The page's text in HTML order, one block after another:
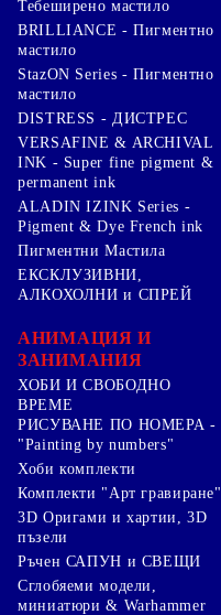
Тебеширено мастило
BRILLIANCE - Пигментно
мастило
StazON Series - Пигментно
мастило
DISTRESS - ДИСТРЕС
VERSAFINE & ARCHIVAL
INK - Super fine pigment &
permanent ink
ALADIN IZINK Series -
Pigment & Dye French ink
Пигментни Мастила
ЕКСКЛУЗИВНИ,
АЛКОХОЛНИ и СПРЕЙ
АНИМАЦИЯ И
ЗАНИМАНИЯ
ХОБИ И СВОБОДНО
ВРЕМЕ
РИСУВАНЕ ПО НОМЕРА -
"Painting by numbers"
Хоби комплекти
Комплекти "Арт гравиране"
3D Оригами и хартии, 3D
пъзели
Ръчен САПУН и СВЕЩИ
Сглобяеми модели,
миниатюри & Warhammer